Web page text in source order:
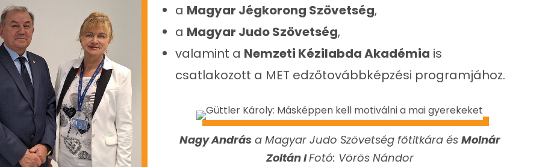
a Magyar Jégkorong Szövetség,
a Magyar Judo Szövetség,
valamint a Nemzeti Kézilabda Akadémia is
csatlakozott a MET edzőtovábbképzési programjához.
Nagy András a Magyar Judo Szövetség főtitkára és Molnár
ZoltánIFotó: Vörös Nándor